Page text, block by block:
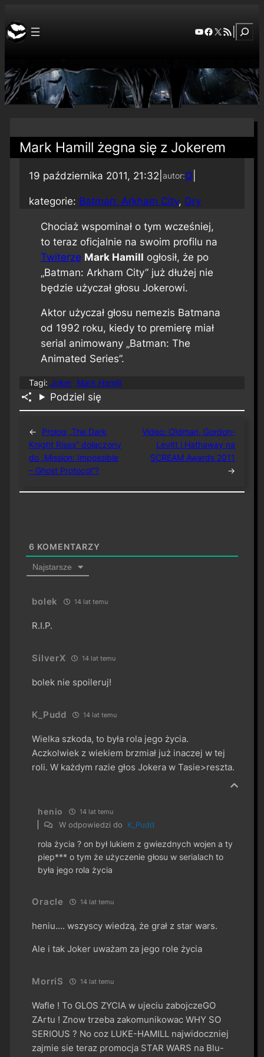
YouTube
Facebook
X RSS Feed
Mark Hamill żegna się z Jokerem
19 października 2011, 21:32 autor:Q
kategorie: Batman: Arkham City, Gry
Chociaż wspominał o tym wcześniej,
to teraz oficjalnie na swoim profilu na
Twiterze Mark Hamill ogłosił, że po
„Batman: Arkham City” już dłużej nie
będzie użyczał głosu Jokerowi.
Aktor użyczał głosu nemezis Batmana
od 1992 roku, kiedy to premierę miał
serial animowany „Batman: The
Animated Series”.
Tagi: Joker Mark Hamill
Podziel się
←
Prolog „The Dark
Knight Rises” dołączony
do „Mission: Impossible
– Ghost Protocol”?
Video: Oldman, Gordon-
Levitt i Hathaway na
SCREAM Awards 2011
→
6 KOMENTARZY
Najstarsze
bolek 14 lat temu
R.I.P.
SilverX 14 lat temu
bolek nie spoileruj!
K_Pudd 14 lat temu
Wielka szkoda, to była rola jego życia.
Aczkolwiek z wiekiem brzmiał już inaczej w tej
roli. W każdym razie głos Jokera w Tasie>reszta.
henio 14 lat temu
W odpowiedzi do K_Pudd
rola życia ? on był lukiem z gwiezdnych wojen a ty
piep*** o tym że użyczenie głosu w serialach to
była jego rola życia
Oracle 14 lat temu
heniu…. wszyscy wiedzą, że grał z star wars.
Ale i tak Joker uważam za jego role życia
MorriS 14 lat temu
Wafle ! To GLOS ZYCIA w ujeciu zabojczeGO
ZArtu ! Znow trzeba zakomunikowac WHY SO
SERIOUS ? No coz LUKE-HAMILL najwidoczniej
zajmie sie teraz promocja STAR WARS na Blu-